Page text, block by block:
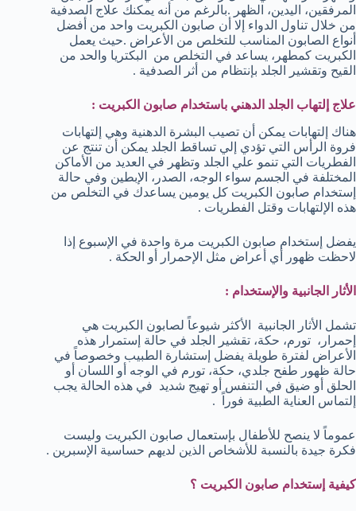
المرفقين، اليدين، الظهر .بالرغم من أنه يمكنك علاج الصدفية
من خلال تناول الدواء إلا أن صابون الكبريت واحد من أفضل
أنواع الصابون المناسب للتخلص من الأعراض .حيث يعمل
الكبريت كمطهر، يساعد في التخلص من البكتريا والحد من
القيح وتقشير الجلد بإنتظام من أثر الصدفية .
علاج إلتهاب الجلد الدهني باستخدام صابون الكبريت :
هناك إلتهابات يمكن أن تصيب البشرة الدهنية وهي إلتهابات
فروة الرأس التي تؤدي إلي تساقط الجلد يمكن أن تنتج عن
الفطريات التي تنمو علي الجلد وتظهر في العديد من الأماكن
المختلفة في الجسم سواء الوجه، الصدر، الإبطين وفي حالة
إستخدام صابون الكبريت كل يومين يساعدك في التخلص من
هذه الإلتهابات وقتل الفطريات .
يفضل إستخدام صابون الكبريت مرة واحدة في الإسبوع إذا
لاحظت ظهور أي أعراض مثل الإحمرار أو الحكة .
الأثار الجانبية والإستخدام :
تشمل الأثار الجانبية الأكثر شيوعاً لصابون الكبريت هي
إحمرار، تورم، حكة، تقشير الجلد في حالة إستمرار هذه
الأعراض لفترة طويلة يفضل إستشارة الطبيب وخصوصاً في
حالة ظهور طفح جلدي، حكة، تورم في الوجه أو اللسان أو
الحلق أو ضيق في التنفس أو تهيج شديد في هذه الحالة يجب
إلتماس العناية الطبية فوراً .
عموماً لا ينصح للأطفال بإستعمال صابون الكبريت وليست
فكرة جيدة بالنسبة للأشخاص الذين لديهم حساسية الإسبرين .
كيفية إستخدام صابون الكبريت ؟